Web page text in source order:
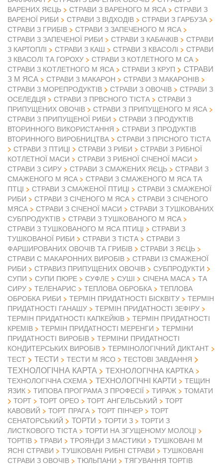
ВАРЕНИХ ЯЄЦЬ
СТРАВИ З ВАРЕНОГО М ЯСА
СТРАВИ З
ВАРЕНОЇ РИБИ
СТРАВИ З ВІДХОДІВ
СТРАВИ З ГАРБУЗА
СТРАВИ З ГРИБІВ
СТРАВИ З ЗАПЕЧЕНОГО М ЯСА
СТРАВИ З ЗАПЕЧЕНОЇ РИБИ
СТРАВИ З КАБАЧКІВ
СТРАВИ
З КАРТОПЛІ
СТРАВИ З КАШ СТРАВИ З КВАСОЛІ
СТРАВИ
З КВАСОЛІ ТА ГОРОХУ
СТРАВИ З КОТЛЕТНОГО М СА
СТРАВИ З КОТЛЕТНОГО М ЯСА
СТРАВИ З КРУП
СТРАВИ
З М ЯСА
СТРАВИ З МАКАРОН
СТРАВИ З МАКАРОНІВ
СТРАВИ З МОРЕПРОДУКТІВ
СТРАВИ З ОВОЧІВ
СТРАВИ З
ОСЕЛЕДЦЯ
СТРАВИ З ПРВСНОГО ТІСТА
СТРАВИ З
ПРИПУЩЕНИХ ОВОЧІВ
СТРАВИ З ПРИПУЩЕНОГО М ЯСА
СТРАВИ З ПРИПУЩЕНОЇ РИБИ
СТРАВИ З ПРОДУКТІВ
ВТОРИННОГО ВИКОРИСТАННЯ
СТРАВИ З ПРОДУКТІВ
ВТОРИННОГО ВИРОБНИЦТВА
СТРАВИ З ПРІСНОГО ТІСТА
СТРАВИ З ПТИЦІ
СТРАВИ З РИБИ
СТРАВИ З РИБНОЇ
КОТЛЕТНОЇ МАСИ
СТРАВИ З РИБНОЇ СІЧЕНОЇ МАСИ
СТРАВИ З СИРУ
СТРАВИ З СМАЖЕНИХ ЯЄЦЬ
СТРАВИ З
СМАЖЕНОГО М ЯСА
СТРАВИ З СМАЖЕНОГО М ЯСА ТА
ПТЦІ
СТРАВИ З СМАЖЕНОЇ ПТИЦІ
СТРАВИ З СМАЖЕНОЇ
РИБИ
СТРАВИ З СІЧЕНОГО М ЯСА
СТРАВИ З СІЧЕНОГО
МЯСА
СТРАВИ З СІЧЕНОЇ МАСИ
СТРАВИ З ТУШКОВАНИХ
СУБПРОДУКТІВ
СТРАВИ З ТУШКОВАНОГО М ЯСА
СТРАВИ З ТУШКОВАНОГО М ЯСА ПТИЦІ
СТРАВИ З
ТУШКОВАНОЇ РИБИ
СТРАВИ З ТІСТА
СТРАВИ З
ФАРШИРОВАНИХ ОВОЧІВ ТА ГРИБІВ
СТРАВИ З ЯЄЦЬ
СТРАВИ С МАКАРОННИХ ВИРОБІВ
СТРАВИ ІЗ СМАЖЕНОЇ
РИБИ
СТРАВИЗ ПРИПУЩЕНИХ ОВОЧІВ
СУБПРОДУКТИ
СУПИ
СУПИ ПЮРЕ СУФЛЕ СУШІ СІЧЕНА МАСА
ТА
СИРУ
ТЕЛЕНАРИС ТЕПЛОВА ОБРОБКА
ТЕПЛОВА
ОБРОБКА РИБИ
ТЕРМІН ПРИДАТНОСТІ БІСКВІТУ
ТЕРМІН
ПРИДАТНОСТІ ГАНАШУ
ТЕРМІН ПРИДАТНОСТІ ЗЕФІРУ
ТЕРМІН ПРИДАТНОСТІ КАПКЕЙКІВ
ТЕРМІН ПРИДАТНОСТІ
КРЕМІВ
ТЕРМІН ПРИДАТНОСТІ МЕРЕНГИ
ТЕРМІНИ
ПРИДАТНОСТІ ВИРОБІВ
ТЕРМІНИ ПРИДАТНОСТІ
КОНДИТЕРСЬКИХ ВИРОБІВ
ТЕРМІНОЛОГІЧНИЙ ДИКТАНТ
ТЕСТ
ТЕСТИ ТЕСТИ М ЯСО ТЕСТОВІ ЗАВДАННЯ
ТЕХНОЛОГІЧНА КАРТА ТЕХНОЛОГІЧНА КАРТКА
ТЕХНОЛОГІЧНА СХЕМА ТЕХНОЛОГІЧНІ КАРТИ
ТЕЩИН
ЯЗИК
ТИПОВА ПРОГРАМА З ПРОФЕСІЇ ТИРАЖ ТОМАТИ
ТОРТ ТОРТ ОРЕО ТОРТ АНГЕЛЬСЬКИЙ
ТОРТ
КАВОВИЙ
ТОРТ ПРАГА ТОРТ ПІНЧЕР
ТОРТ
СЕНАТОРСЬКИЙ
ТОРТИ ТОРТИ З
ТОРТИ З
ЛИСТКОВОГО ТІСТА
ТОРТИ НА ЗГУЩЕНОМУ МОЛОЦІ
ТОРТІВ
ТРАВИ ТРОЯНДИ З МАСТИКИ
ТУШКОВАНІ М
ЯСНІ СТРАВИ
ТУШКОВАНІ РИБНІ СТРАВИ
ТУШКОВАНІ
СТРАВИ З ОВОЧІВ
ТЮЛЬПАНИ
ТЯГУВАННЯ ТОРТІВ